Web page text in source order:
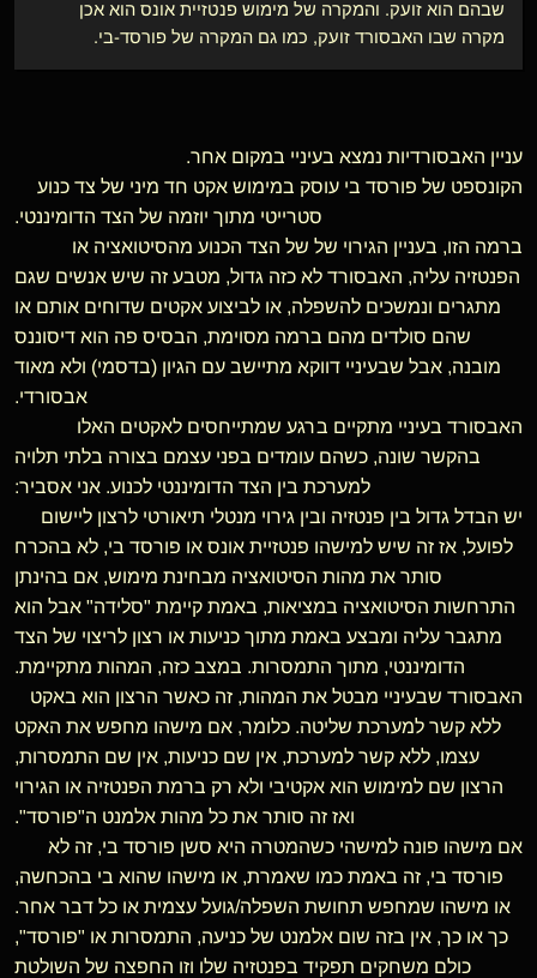
שבהם הוא זועק. והמקרה של מימוש פנטזיית אונס הוא אכן
מקרה שבו האבסורד זועק, כמו גם המקרה של פורסד-בי.
עניין האבסורדיות נמצא בעיניי במקום אחר.
הקונספט של פורסד בי עוסק במימוש אקט חד מיני של צד כנוע
סטרייטי מתוך יוזמה של הצד הדומיננטי.
ברמה הזו, בעניין הגירוי של של הצד הכנוע מהסיטואציה או
הפנטזיה עליה, האבסורד לא כזה גדול, מטבע זה שיש אנשים שגם
מתגרים ונמשכים להשפלה, או לביצוע אקטים שדוחים אותם או
שהם סולדים מהם ברמה מסוימת, הבסיס פה הוא דיסוננס
מובנה, אבל שבעיניי דווקא מתיישב עם הגיון (בדסמי) ולא מאוד
אבסורדי.
האבסורד בעיניי מתקיים ברגע שמתייחסים לאקטים האלו
בהקשר שונה, כשהם עומדים בפני עצמם בצורה בלתי תלויה
למערכת בין הצד הדומיננטי לכנוע. אני אסביר:
יש הבדל גדול בין פנטזיה ובין גירוי מנטלי תיאורטי לרצון ליישום
לפועל, אז זה שיש למישהו פנטזיית אונס או פורסד בי, לא בהכרח
סותר את מהות הסיטואציה מבחינת מימוש, אם בהינתן
התרחשות הסיטואציה במציאות, באמת קיימת "סלידה" אבל הוא
מתגבר עליה ומבצע באמת מתוך כניעות או רצון לריצוי של הצד
הדומיננטי, מתוך התמסרות. במצב כזה, המהות מתקיימת.
האבסורד שבעיניי מבטל את המהות, זה כאשר הרצון הוא באקט
ללא קשר למערכת שליטה. כלומר, אם מישהו מחפש את האקט
עצמו, ללא קשר למערכת, אין שם כניעות, אין שם התמסרות,
הרצון שם למימוש הוא אקטיבי ולא רק ברמת הפנטזיה או הגירוי
ואז זה סותר את כל מהות אלמנט ה"פורסד".
אם מישהו פונה למישהי כשהמטרה היא סשן פורסד בי, זה לא
פורסד בי, זה באמת כמו שאמרת, או מישהו שהוא בי בהכחשה,
או מישהו שמחפש תחושת השפלה/גועל עצמית או כל דבר אחר.
כך או כך, אין בזה שום אלמנט של כניעה, התמסרות או "פורסד",
כולם משחקים תפקיד בפנטזיה שלו וזו החפצה של השולטת